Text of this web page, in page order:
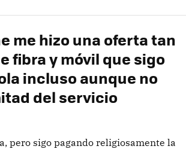
me hizo una oferta tan
fibra y móvil que sigo
incluso aunque no
del servicio
pero sigo pagando religiosamente la